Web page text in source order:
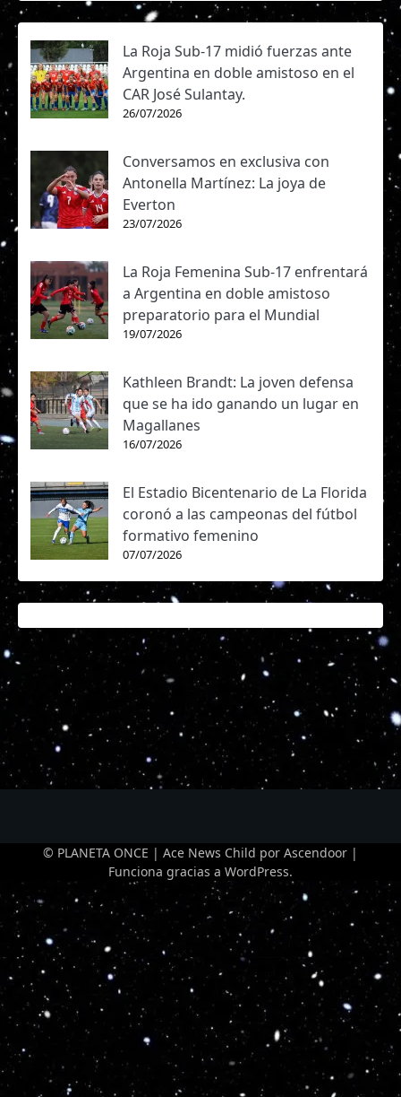
La Roja Sub-17 midió fuerzas ante
Argentina en doble amistoso en el
CAR José Sulantay.
26/07/2026
Conversamos en exclusiva con
Antonella Martínez: La joya de
Everton
23/07/2026
La Roja Femenina Sub-17 enfrentará
a Argentina en doble amistoso
preparatorio para el Mundial
19/07/2026
Kathleen Brandt: La joven defensa
que se ha ido ganando un lugar en
Magallanes
16/07/2026
El Estadio Bicentenario de La Florida
coronó a las campeonas del fútbol
formativo femenino
07/07/2026
© PLANETA ONCE | Ace News Child por Ascendoor |
Funciona gracias a WordPress.